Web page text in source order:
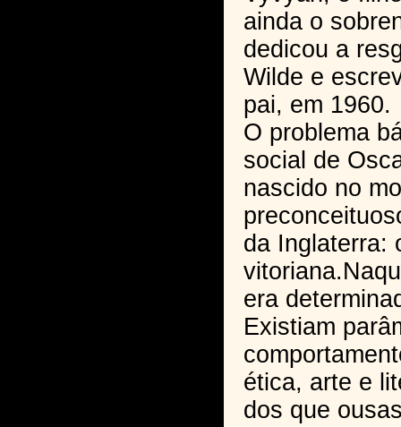
ainda o
dedicou a
Wilde e
pai, em 1960.
O problema
social de
nascido no
da Inglaterra:
era
Existiam
ética, arte e
dos que